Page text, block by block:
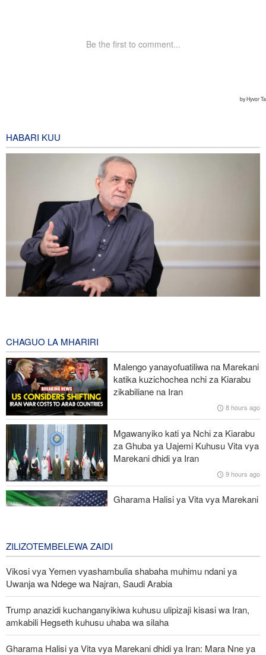
HABARI KUU
IRGC: Watu 8 wenye silaha wenye mfungamano na makundi ya
kigaidi watiwa nguvuni kusini-mashariki mwa Iran
Ripoti: Mashambulio ya Marekani yaliua na kujeruhi mamia ya
raia Yemen mwaka jana; Washington inaficha idadi kamili ya
wahanga
Raia zaidi ya 300 waliotekwa nyara Nigeria waokolewa katika
operesheni kubwa
Mbu vamizi azua hofu ya malaria kote barani Afrika
CHAGUO LA MHARIRI
Malengo yanayofuatiliwa na Marekani
katika kuzichochea nchi za Kiarabu
zikabiliane na Iran
8 hours ago
Mgawanyiko kati ya Nchi za Kiarabu
za Ghuba ya Uajemi Kuhusu Vita vya
Marekani dhidi ya Iran
9 hours ago
Gharama Halisi ya Vita vya Marekani
ZILIZOTEMBELEWA ZAIDI
Vikosi vya Yemen vyashambulia shabaha muhimu ndani ya
Uwanja wa Ndege wa Najran, Saudi Arabia
Trump anazidi kuchanganyikiwa kuhusu ulipizaji kisasi wa Iran,
amkabili Hegseth kuhusu uhaba wa silaha
Gharama Halisi ya Vita vya Marekani dhidi ya Iran: Mara Nne ya